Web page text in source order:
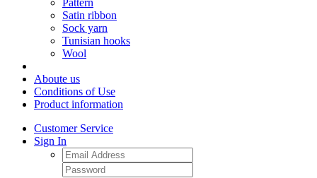
Pattern
Satin ribbon
Sock yarn
Tunisian hooks
Wool
Aboute us
Conditions of Use
Product information
Customer Service
Sign In